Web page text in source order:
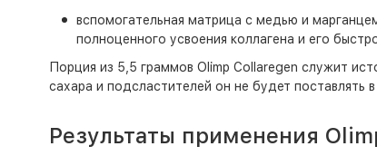
вспомогательная матрица с медью и
полноценного усвоения коллагена и его
Порция из 5,5 граммов Olimp Collaregen служит
сахара и подсластителей он не будет
Результаты применения